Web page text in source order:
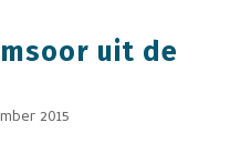
uit de
2015